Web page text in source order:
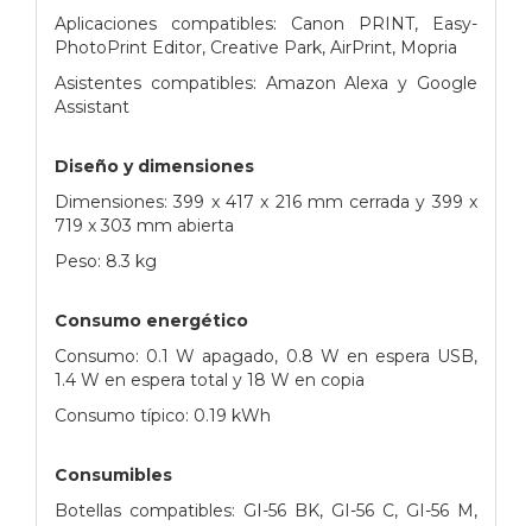
Aplicaciones compatibles: Canon PRINT, Easy-
PhotoPrint Editor, Creative Park, AirPrint, Mopria
Asistentes compatibles: Amazon Alexa y Google
Assistant
Diseño y dimensiones
Dimensiones: 399 x 417 x 216 mm cerrada y 399 x
719 x 303 mm abierta
Peso: 8.3 kg
Consumo energético
Consumo: 0.1 W apagado, 0.8 W en espera USB,
1.4 W en espera total y 18 W en copia
Consumo típico: 0.19 kWh
Consumibles
Botellas compatibles: GI-56 BK, GI-56 C, GI-56 M,